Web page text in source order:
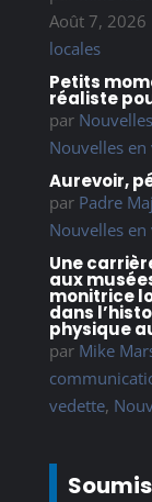
Août 7, 2026
locales
Petits
réaliste
par
Nouvelles en
Aurevoir,
par Padre
Nouvelles en
Une
aux
monitrice
dans
physique
par Mike
vedette,